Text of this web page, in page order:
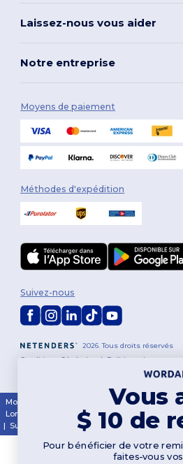
Laissez-nous vous aider
Notre entreprise
Moyens de paiement
Méthodes d'expédition
2026. Tous droits réservés
Conditions Générales
| Politique de
Politique de Cookies|Plan
Suivez-nous
Montréal Québec|Gatineau|
London
|Calgary| Edmonton |
| Surrey Mississauga Markham
Vous
$ 10 de
Pour bénéficier de votre
faites-vous